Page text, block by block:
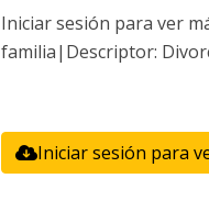
Iniciar sesión para ver
familia|Descriptor:
Iniciar sesión para